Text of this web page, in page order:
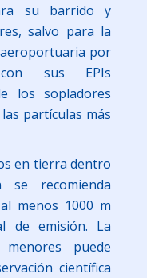
su barrido y
salvo para la
por
con sus EPIs
los sopladores
partículas más
en tierra dentro
recomienda
menos 1000 m
de emisión. La
puede
científica